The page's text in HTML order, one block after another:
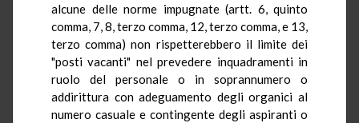
alcune delle norme impugnate (artt. 6, quinto
comma, 7, 8, terzo comma, 12, terzo comma, e 13,
terzo comma) non rispetterebbero il limite dei
"posti vacanti" nel prevedere inquadramenti in
ruolo del personale o in soprannumero o
addirittura con adeguamento degli organici al
numero casuale e contingente degli aspiranti o